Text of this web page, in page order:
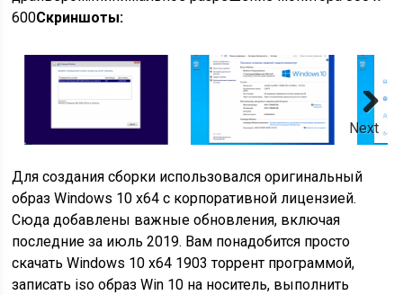
600Скриншоты:
Next
Для создания сборки использовался оригинальный
образ Windows 10 x64 с корпоративной лицензией.
Сюда добавлены важные обновления, включая
последние за июль 2019. Вам понадобится просто
скачать Windows 10 x64 1903 торрент программой,
записать iso образ Win 10 на носитель, выполнить